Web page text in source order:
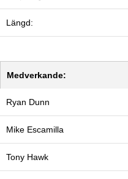
Längd:
Medverkande:
Ryan Dunn
Mike Escamilla
Tony Hawk